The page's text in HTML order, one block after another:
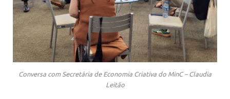
Conversa com Secretária de Economia Criativa do MinC – Claudia
Leitão